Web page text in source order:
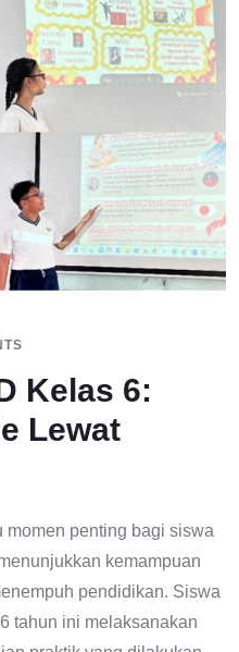
Kelas 6:
Lewat
penting bagi siswa
kemampuan
pendidikan. Siswa
tahun ini melaksanakan